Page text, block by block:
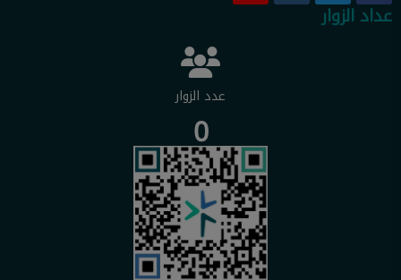
عداد الزوار
عدد الزوار
0